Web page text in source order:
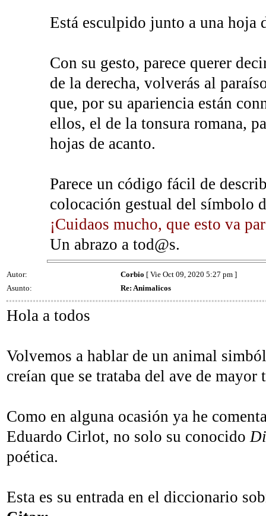
Está esculpido junto a una hoja
Con su gesto, parece querer
de la derecha, volverás al
que, por su apariencia están
ellos, el de la tonsura romana,
hojas de acanto.
Parece un código fácil de
colocación gestual del símbolo
¡Cuidaos mucho, que esto va
Un abrazo a tod@s.
Autor: Corbio [ Vie Oct 09, 2020 5:27 pm ]
Asunto:
Re: Animalicos
Hola a todos
Volvemos a hablar de un animal
creían que se trataba del ave de
Como en alguna ocasión ya he
Eduardo Cirlot, no solo su conocido
poética.
Esta es su entrada en el diccionario